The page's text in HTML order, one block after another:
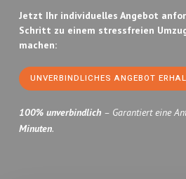
Jetzt Ihr individuelles Angebot
Schritt zu einem stressfreien
machen:
UNVERBINDLICHES ANGEBOT
100% unverbindlich – Garantiert eine
Minuten.